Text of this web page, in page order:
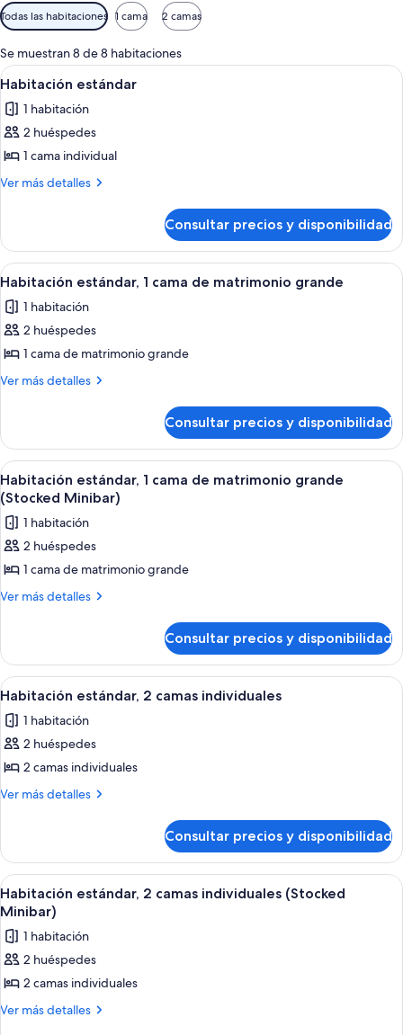
Filtros
disponibles
para
las
habitaciones
Todas las habitaciones 1 cama 2 camas
Se muestran 8 de 8 habitaciones
Abrir
todas
las
fotos
de
Habitación
Habitación de hotel con dos camas,
4
Habitación estándar
1 habitación
2 huéspedes
1 cama individual
Ver más detalles
Más
estándar
Consultar precios y disponibilidad
Abrir
todas
las
fotos
de
Habitación
cama
de
matrimonio
grande
Una habitación de hotel moderna
5
Habitación estándar, 1 cama de matrimonio grande
1 habitación
2 huéspedes
1 cama de matrimonio grande
Ver más detalles
Más
estándar,
cama
de
matrimonio
grande
Consultar precios y disponibilidad
Abrir
todas
las
fotos
de
Habitación
estándar,
de
matrimonio
grande
(Stocked
Minibar)
Habitación de hotel moderna con
7
Habitación estándar, 1 cama de matrimonio grande
(Stocked Minibar)
1 habitación
2 huéspedes
1 cama de matrimonio grande
Ver más detalles
Más
estándar,
cama
matrimonio
grande
Minibar)
Consultar precios y disponibilidad
Abrir
todas
las
fotos
de
Habitación
camas
individuales
Habitación de hotel con una cama
6
Habitación estándar, 2 camas individuales
1 habitación
2 huéspedes
2 camas individuales
Ver más detalles
Más
estándar,
camas
individuales
Consultar precios y disponibilidad
Abrir
todas
las
fotos
de
Habitación
estándar,
Habitación de hotel con una cama
6
Habitación estándar, 2 camas individuales (Stocked
Minibar)
1 habitación
2 huéspedes
2 camas individuales
Ver más detalles
Más